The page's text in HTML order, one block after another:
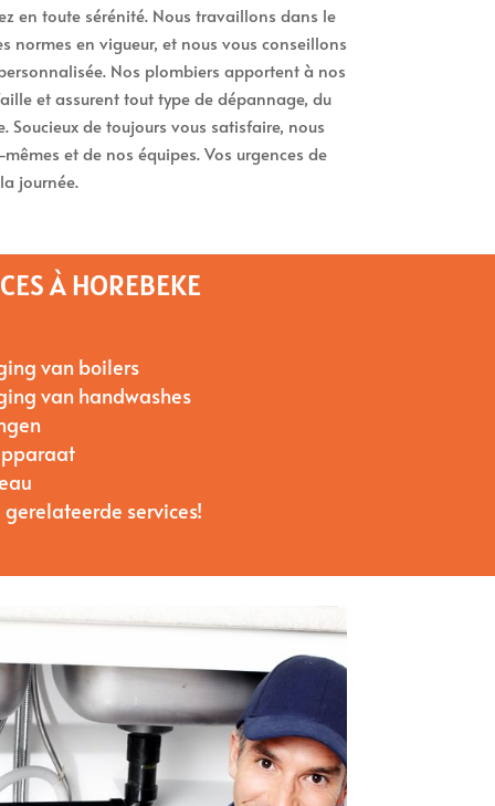
en toute sérénité. Nous travaillons dans le
normes en vigueur, et nous vous conseillons
Nos plombiers apportent à nos
et assurent tout type de dépannage, du
Soucieux de toujours vous satisfaire, nous
et de nos équipes. Vos urgences de
journée.
À HOREBEKE
van boilers
van handwashes
services!